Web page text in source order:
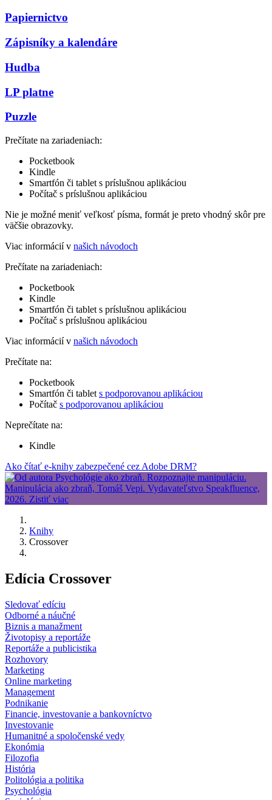
Papiernictvo
Zápisníky a kalendáre
Hudba
LP platne
Puzzle
Prečítate na zariadeniach:
Pocketbook
Kindle
Smartfón či tablet s príslušnou aplikáciou
Počítač s príslušnou aplikáciou
Nie je možné meniť veľkosť písma, formát je preto vhodný skôr pre
väčšie obrazovky.
Viac informácií v našich návodoch
Prečítate na zariadeniach:
Pocketbook
Kindle
Smartfón či tablet s príslušnou aplikáciou
Počítač s príslušnou aplikáciou
Viac informácií v našich návodoch
Prečítate na:
Pocketbook
Smartfón či tablet s podporovanou aplikáciou
Počítač s podporovanou aplikáciou
Neprečítate na:
Kindle
Ako čítať e-knihy zabezpečené cez Adobe DRM?
Knihy
Crossover
Edícia Crossover
Sledovať edíciu
Odborné a náučné
Biznis a manažment
Životopisy a reportáže
Reportáže a publicistika
Rozhovory
Marketing
Online marketing
Management
Podnikanie
Financie, investovanie a bankovníctvo
Investovanie
Humanitné a spoločenské vedy
Ekonómia
Filozofia
História
Politológia a politika
Psychológia